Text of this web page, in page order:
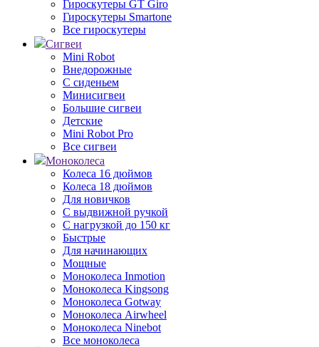
Гироскутеры GT Giro
Гироскутеры Smartone
Все гироскутеры
Сигвеи
Mini Robot
Внедорожные
С сиденьем
Минисигвеи
Большие сигвеи
Детские
Mini Robot Pro
Все сигвеи
Моноколеса
Колеса 16 дюймов
Колеса 18 дюймов
Для новичков
С выдвижной ручкой
С нагрузкой до 150 кг
Быстрые
Для начинающих
Мощные
Моноколеса Inmotion
Моноколеса Kingsong
Моноколеса Gotway
Моноколеса Airwheel
Моноколеса Ninebot
Все моноколеса